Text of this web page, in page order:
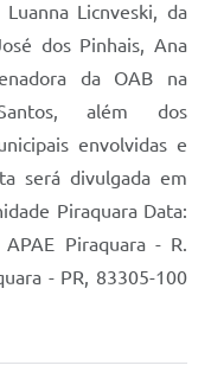
Luanna Licnveski, da
dos Pinhais, Ana
da OAB na
além dos
envolvidas e
será divulgada em
Piraquara Data:
Piraquara - R.
- PR, 83305-100